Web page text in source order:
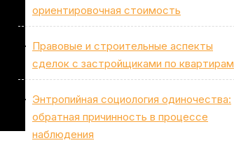
ориентировочная стоимость
Правовые и строительные аспекты
сделок с застройщиками по квартирам
Энтропийная социология одиночества:
обратная причинность в процессе
наблюдения